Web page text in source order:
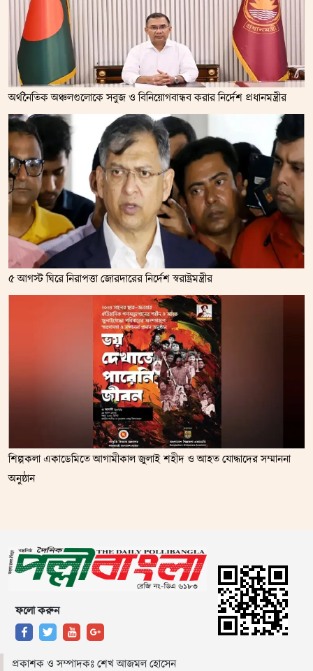
অর্থনৈতিক অঞ্চলগুলোকে সবুজ ও বিনিয়োগবান্ধব করার নির্দেশ প্রধানমন্ত্রীর
৫ আগস্ট ঘিরে নিরাপত্তা জোরদারের নির্দেশ স্বরাষ্ট্রমন্ত্রীর
শিল্পকলা একাডেমিতে আগামীকাল জুলাই শহীদ ও আহত যোদ্ধাদের সম্মাননা
অনুষ্ঠান
ফলো করুন
প্রকাশক ও সম্পাদকঃ শেখ আজমল হোসেন